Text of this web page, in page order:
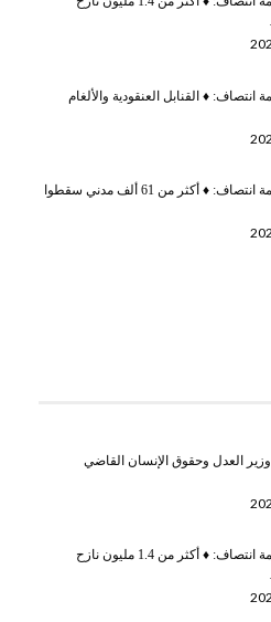
انتصاف: ♦️القنابل العنقودية والألغام
انتصاف: ♦️
أكثر من 61 ألف مدني سقطوا
وزير العدل وحقوق الإنسان القاضي
انتصاف: ♦️
أكثر من 1.4 مليون نازح